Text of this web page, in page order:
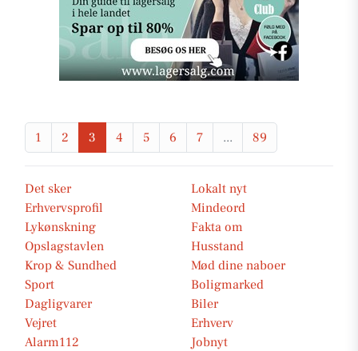
1 2 3 4 5 6 7 ... 89
Det sker
Lokalt nyt
Erhvervsprofil
Mindeord
Lykønskning
Fakta om
Opslagstavlen
Husstand
Krop & Sundhed
Mød dine naboer
Sport
Boligmarked
Dagligvarer
Biler
Vejret
Erhverv
Alarm112
Jobnyt